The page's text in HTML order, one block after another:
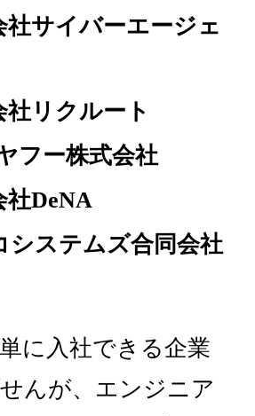
社サイバーエージェ
社リクルート
フー株式会社
社DeNA
システムズ合同会社
に入社できる企業
んが、エンジニア